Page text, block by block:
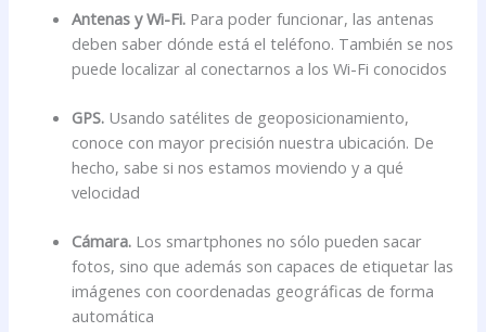
Antenas y Wi-Fi. Para poder funcionar, las antenas
deben saber dónde está el teléfono. También se nos
puede localizar al conectarnos a los Wi-Fi conocidos
GPS. Usando satélites de geoposicionamiento,
conoce con mayor precisión nuestra ubicación. De
hecho, sabe si nos estamos moviendo y a qué
velocidad
Cámara. Los smartphones no sólo pueden sacar
fotos, sino que además son capaces de etiquetar las
imágenes con coordenadas geográficas de forma
automática